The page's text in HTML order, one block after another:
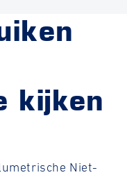
kijken
Niet-